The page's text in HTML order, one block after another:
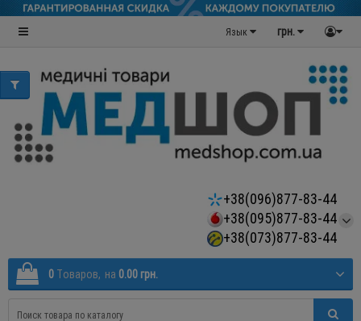
грн.
Язык
+38(096)877-83-44
+38(095)877-83-44
+38(073)877-83-44
0 Tоваров, на 0.00 грн.